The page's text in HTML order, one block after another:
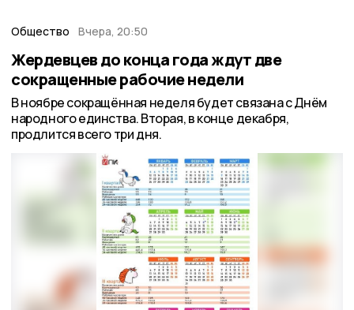
Общество Вчера, 20:50
Жердевцев до конца года ждут две
сокращенные рабочие недели
В ноябре сокращённая неделя будет связана с Днём
народного единства. Вторая, в конце декабря,
продлится всего три дня.